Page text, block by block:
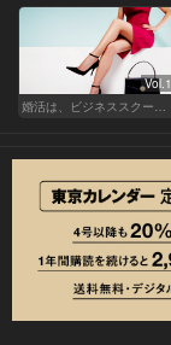
Vol.1
婚活は、ビジネススクールで！？